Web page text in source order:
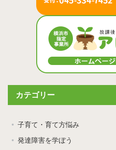
カテゴリー
子育て・育て方悩み
発達障害を学ぼう